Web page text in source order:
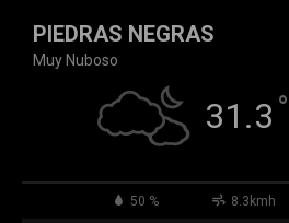
PIEDRAS NEGRAS
Muy Nuboso
31.3 °
50 % 8.3kmh